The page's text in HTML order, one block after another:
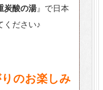
酸の湯』で日本
ください♪
のお楽しみ